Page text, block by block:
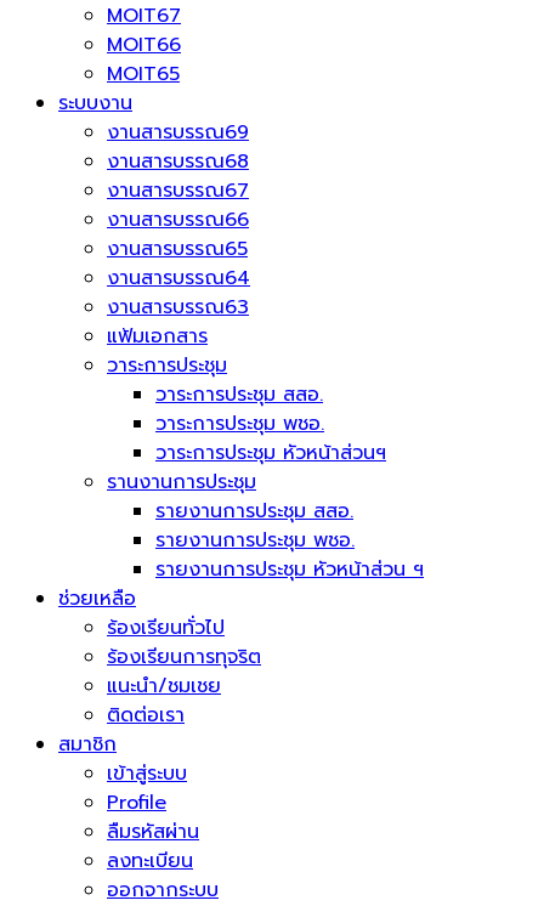
MOIT67
MOIT66
MOIT65
ระบบงาน
งานสารบรรณ69
งานสารบรรณ68
งานสารบรรณ67
งานสารบรรณ66
งานสารบรรณ65
งานสารบรรณ64
งานสารบรรณ63
แฟ้มเอกสาร
วาระการประชุม
วาระการประชุม สสอ.
วาระการประชุม พชอ.
วาระการประชุม หัวหน้าส่วนฯ
รานงานการประชุม
รายงานการประชุม สสอ.
รายงานการประชุม พชอ.
รายงานการประชุม หัวหน้าส่วน ฯ
ช่วยเหลือ
ร้องเรียนทั่วไป
ร้องเรียนการทุจริต
แนะนำ/ชมเชย
ติดต่อเรา
สมาชิก
เข้าสู่ระบบ
Profile
ลืมรหัสผ่าน
ลงทะเบียน
ออกจากระบบ